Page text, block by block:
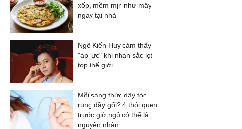
xốp, mềm mịn như mây
ngay tại nhà
Ngô Kiến Huy cảm thấy
"áp lực" khi nhan sắc lọt
top thế giới
Mỗi sáng thức dậy tóc
rụng đầy gối? 4 thói quen
trước giờ ngủ có thể là
nguyên nhân